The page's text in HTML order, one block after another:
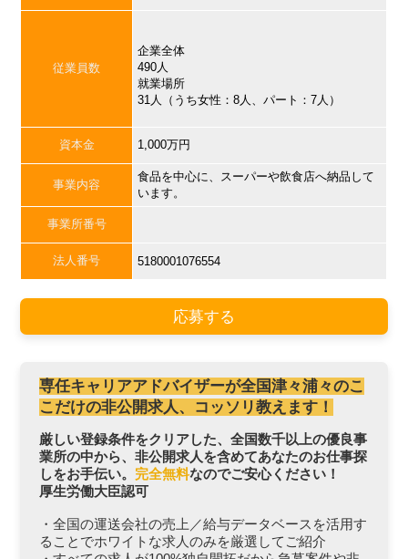
従業員数
企業全体
490人
就業場所
31人（うち女性：8人、パート：7人）
資本金 1,000万円
事業内容
食品を中心に、スーパーや飲食店へ納品して
います。
事業所番号
法人番号 5180001076554
応募する
専任キャリアアドバイザーが全国津々浦々のこ
こだけの非公開求人、コッソリ教えます！
厳しい登録条件をクリアした、全国数千以上の優良事
業所の中から、非公開求人を含めてあなたのお仕事探
しをお手伝い。 完全無料なのでご安心ください！
厚生労働大臣認可
・全国の運送会社の売上／給与データベースを活用す
ることでホワイトな求人のみを厳選してご紹介